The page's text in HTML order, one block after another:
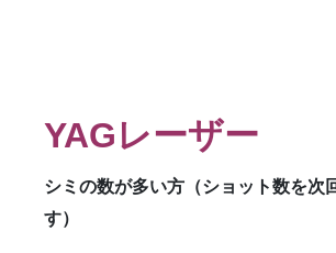
YAGレーザー
シミの数が多い方（ショット数を次
す）